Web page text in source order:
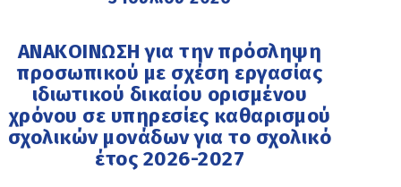
ΑΝΑΚΟΙΝΩΣΗ για την πρόσληψη
προσωπικού με σχέση εργασίας
ιδιωτικού δικαίου ορισμένου
χρόνου σε υπηρεσίες καθαρισμού
σχολικών μονάδων για το σχολικό
έτος 2026-2027